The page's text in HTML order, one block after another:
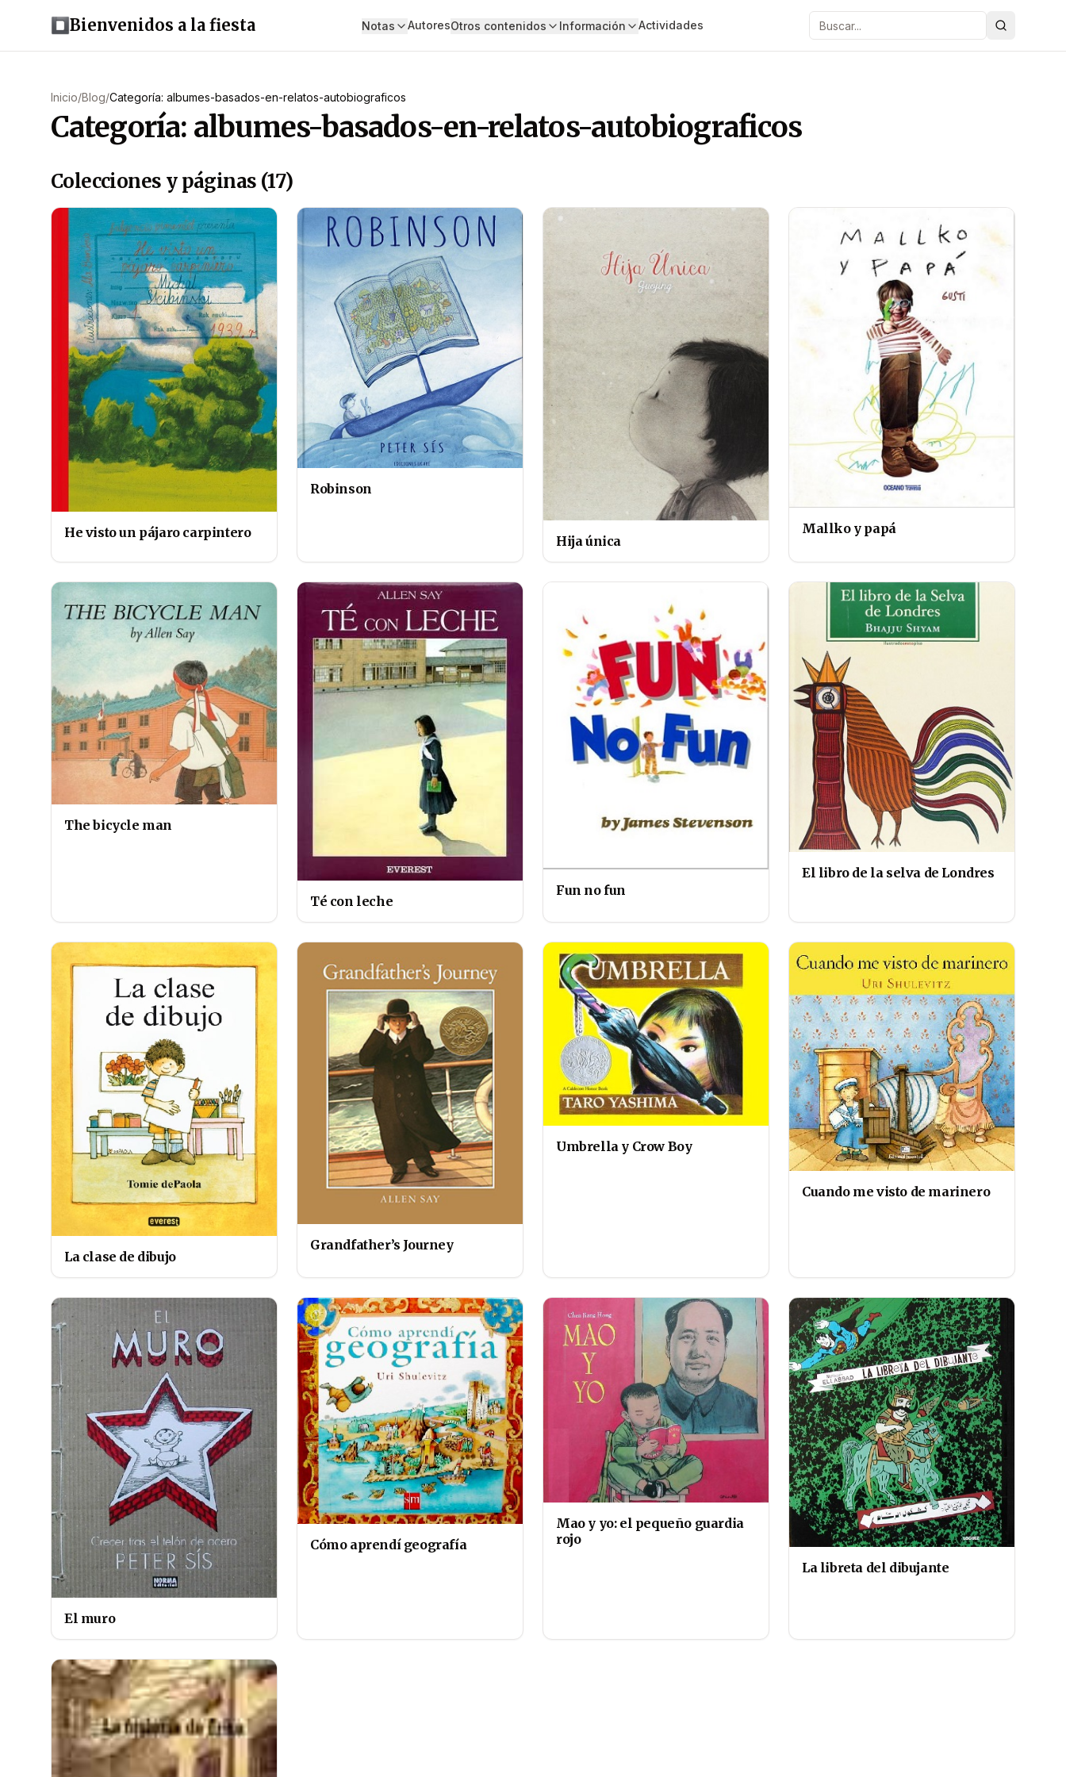
Bienvenidos a la fiesta Notas AutoresOtros contenidos Información Actividades Buscar
Inicio/Blog/Categoría: albumes-basados-en-relatos-autobiograficos
Categoría: albumes-basados-en-relatos-autobiograficos
Colecciones y páginas (17)
He visto un pájaro carpintero
Robinson
Hija única
Mallko y papá
The bicycle man
Té con leche
Fun no fun
El libro de la selva de Londres
La clase de dibujo
Grandfather’s Journey
Umbrella y Crow Boy
Cuando me visto de marinero
El muro
Cómo aprendí geografía
Mao y yo: el pequeño guardia
rojo
La libreta del dibujante